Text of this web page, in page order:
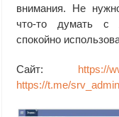
внимания. Не
что-то думать с
спокойно
Сайт: https://
https://t.me/